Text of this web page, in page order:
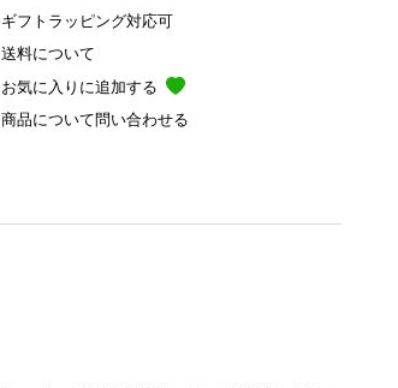
ギフトラッピング対応可
送料について
お気に入りに追加する
商品について問い合わせる